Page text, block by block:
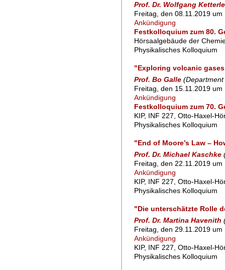
Prof. Dr. Wolfgang
Freitag, den 08.11.2019 um
Ankündigung
Festkolloquium zum 80.
Hörsaalgebäude der
Physikalisches Kolloquium
"Exploring volcanic
Prof. Bo Galle
Freitag, den 15.11.2019 um
Ankündigung
Festkolloquium zum 70.
KIP, INF 227, Otto-Haxel-
Physikalisches Kolloquium
"End of Moore’s Law –
Prof. Dr. Michael Kaschke
Freitag, den 22.11.2019 um
Ankündigung
KIP, INF 227, Otto-Haxel-
Physikalisches Kolloquium
"Die unterschätzte Rolle
Prof. Dr. Martina Havenith
Freitag, den 29.11.2019 um
Ankündigung
KIP, INF 227, Otto-Haxel-
Physikalisches Kolloquium